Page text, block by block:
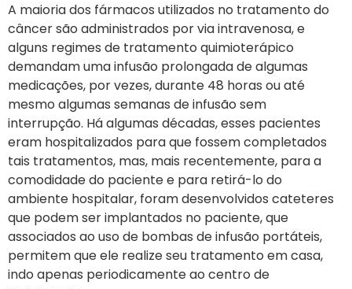
A maioria dos fármacos utilizados no tratamento do
câncer são administrados por via intravenosa, e
alguns regimes de tratamento quimioterápico
demandam uma infusão prolongada de algumas
medicações, por vezes, durante 48 horas ou até
mesmo algumas semanas de infusão sem
interrupção. Há algumas décadas, esses pacientes
eram hospitalizados para que fossem completados
tais tratamentos, mas, mais recentemente, para a
comodidade do paciente e para retirá-lo do
ambiente hospitalar, foram desenvolvidos cateteres
que podem ser implantados no paciente, que
associados ao uso de bombas de infusão portáteis,
permitem que ele realize seu tratamento em casa,
indo apenas periodicamente ao centro de